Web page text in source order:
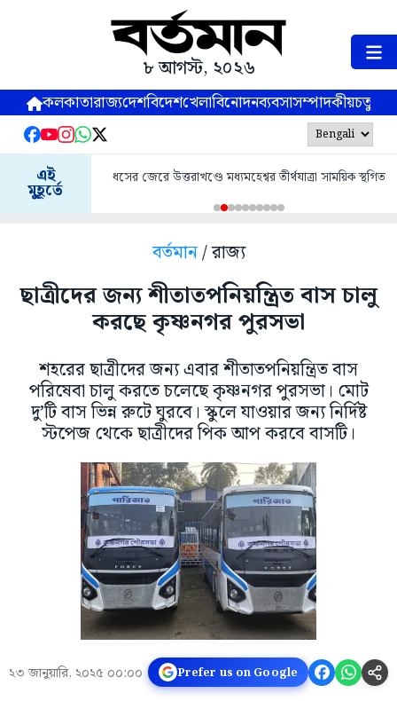
৮ আগস্ট, ২০২৬
কলকাতারাজ্যদেশবিদেশখেলাবিনোদনব্যবসাসম্পাদকীয়
এই
মুহূর্তে
ধসের জেরে উত্তরাখণ্ডে মধ্যমহেশ্বর তীর্থযাত্রা সাময়িক স্থগিত
বর্তমান/ রাজ্য
ছাত্রীদের জন্য শীতাতপনিয়ন্ত্রিত বাস চালু
করছে কৃষ্ণনগর পুরসভা
শহরের ছাত্রীদের জন্য এবার শীতাতপনিয়ন্ত্রিত বাস
পরিষেবা চালু করতে চলেছে কৃষ্ণনগর পুরসভা। মোট
দু’টি বাস ভিন্ন রুটে ঘুরবে। স্কুলে যাওয়ার জন্য নির্দিষ্ট
স্টপেজ থেকে ছাত্রীদের পিক আপ করবে বাসটি।
২৩ জানুয়ারি, ২০২৫ ০০:০০ Prefer us on Google